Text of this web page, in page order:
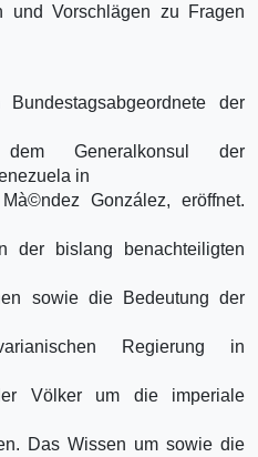
und Vorschlägen zu Fragen
der
Generalkonsul der
in
González, eröffnet.
der bislang benachteiligten
sowie die Bedeutung der
Regierung in
Völker um die imperiale
Das Wissen um sowie die